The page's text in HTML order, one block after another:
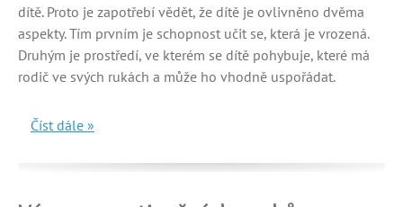
dítě. Proto je zapotřebí vědět, že dítě je ovlivněno dvěma
aspekty. Tím prvním je schopnost učit se, která je vrozená.
Druhým je prostředí, ve kterém se dítě pohybuje, které má
rodič ve svých rukách a může ho vhodně uspořádat.
Číst dále »